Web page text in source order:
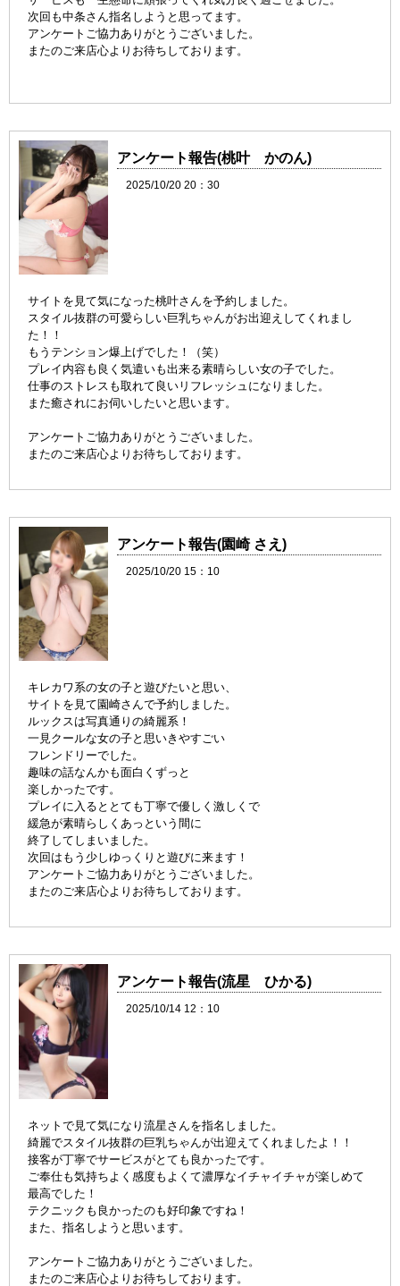
次回も中条さん指名しようと思ってます。
アンケートご協力ありがとうございました。
またのご来店心よりお待ちしております。
アンケート報告(桃叶 かのん)
2025/10/20 20：30
サイトを見て気になった桃叶さんを予約しました。
スタイル抜群の可愛らしい巨乳ちゃんがお出迎えしてくれまし
た！！
もうテンション爆上げでした！（笑）
プレイ内容も良く気遣いも出来る素晴らしい女の子でした。
仕事のストレスも取れて良いリフレッシュになりました。
また癒されにお伺いしたいと思います。
アンケートご協力ありがとうございました。
またのご来店心よりお待ちしております。
アンケート報告(園崎 さえ)
2025/10/20 15：10
キレカワ系の女の子と遊びたいと思い、
サイトを見て園崎さんで予約しました。
ルックスは写真通りの綺麗系！
一見クールな女の子と思いきやすごい
フレンドリーでした。
趣味の話なんかも面白くずっと
楽しかったです。
プレイに入るととても丁寧で優しく激しくで
緩急が素晴らしくあっという間に
終了してしまいました。
次回はもう少しゆっくりと遊びに来ます！
アンケートご協力ありがとうございました。
またのご来店心よりお待ちしております。
アンケート報告(流星 ひかる)
2025/10/14 12：10
ネットで見て気になり流星さんを指名しました。
綺麗でスタイル抜群の巨乳ちゃんが出迎えてくれましたよ！！
接客が丁寧でサービスがとても良かったです。
ご奉仕も気持ちよく感度もよくて濃厚なイチャイチャが楽しめて
最高でした！
テクニックも良かったのも好印象ですね！
また、指名しようと思います。
アンケートご協力ありがとうございました。
またのご来店心よりお待ちしております。